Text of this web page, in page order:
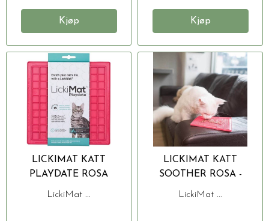
Kjøp Kjøp
LICKIMAT KATT
PLAYDATE ROSA
20X20CM
LickiMat ...
LICKIMAT KATT
SOOTHER ROSA -
20X20 CM
LickiMat ...